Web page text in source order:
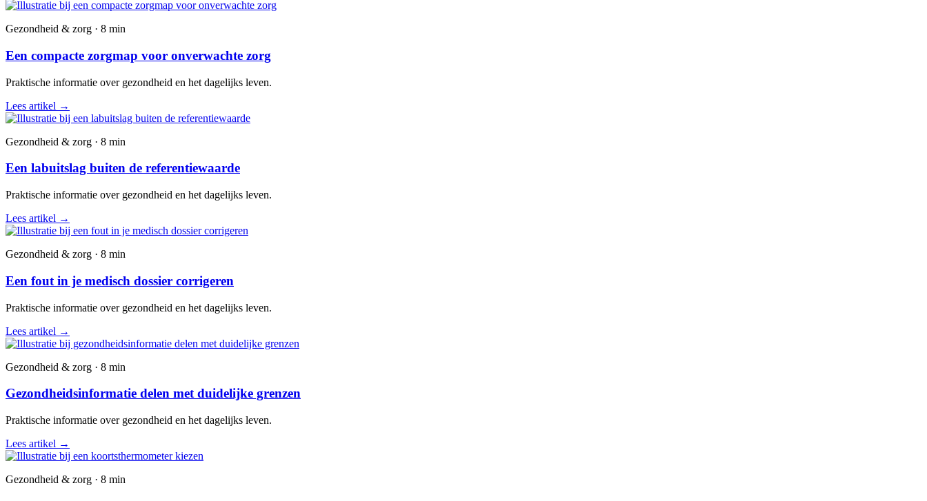
Gezondheid & zorg · 8 min
Een compacte zorgmap voor onverwachte zorg
Praktische informatie over gezondheid en het dagelijks leven.
Lees artikel →
Gezondheid & zorg · 8 min
Een labuitslag buiten de referentiewaarde
Praktische informatie over gezondheid en het dagelijks leven.
Lees artikel →
Gezondheid & zorg · 8 min
Een fout in je medisch dossier corrigeren
Praktische informatie over gezondheid en het dagelijks leven.
Lees artikel →
Gezondheid & zorg · 8 min
Gezondheidsinformatie delen met duidelijke grenzen
Praktische informatie over gezondheid en het dagelijks leven.
Lees artikel →
Gezondheid & zorg · 8 min